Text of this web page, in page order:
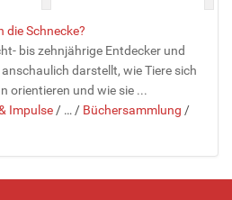
die Schnecke?
bis zehnjährige Entdecker und
darstellt, wie Tiere sich
orientieren und wie sie ...
Impulse / … / Büchersammlung /